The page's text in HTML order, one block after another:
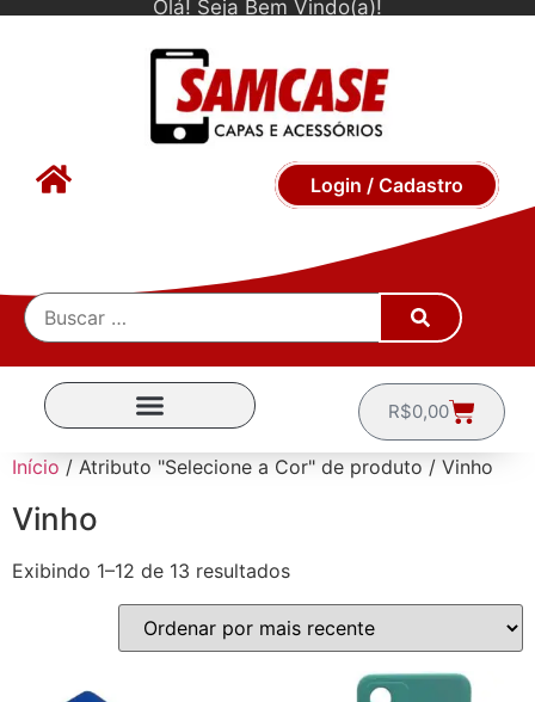
Olá! Seja Bem Vindo(a)!
Login / Cadastro
R$0,00
Início / Atributo "Selecione a Cor" de produto / Vinho
Vinho
Exibindo 1–12 de 13 resultados